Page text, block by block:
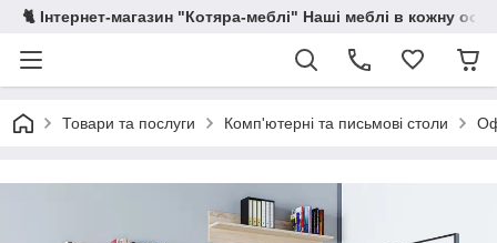
🐈 Інтернет-магазин "Котяра-меблі" Наші меблі в кожну
Товари та послуги Комп'ютерні та письмові столи